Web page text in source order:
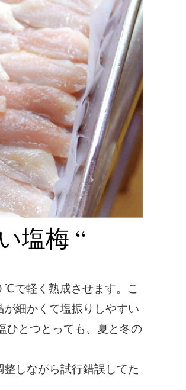
塩梅 “
℃で軽く熟成させます。こ
細かくて塩振りしやすい
ひとつとっても、夏と冬の
しながら試行錯誤してた